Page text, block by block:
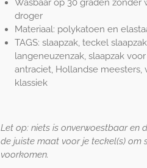
Wasbaar op 30 graden zonder
droger
Materiaal: polykatoen en
TAGS: slaapzak, teckel
langeneuzenzak, slaapzak
antraciet, Hollandse
klassiek
Let op: niets is onverwoestbaar en
de juiste maat voor je teckel(s)
voorkomen.